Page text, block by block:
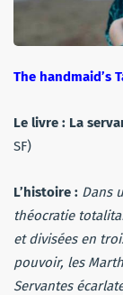
The handmaid’s
Le livre : La
SF)
L’histoire : Dans
théocratie
et divisées en
pouvoir, les
Servantes